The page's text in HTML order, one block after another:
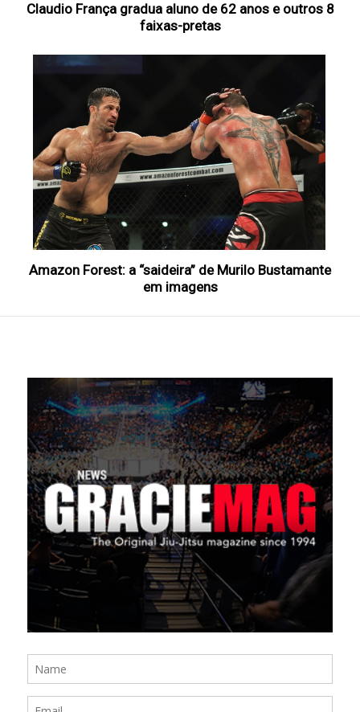
Claudio França gradua aluno de 62 anos e outros 8
faixas-pretas
Amazon Forest: a “saideira” de Murilo Bustamante
em imagens